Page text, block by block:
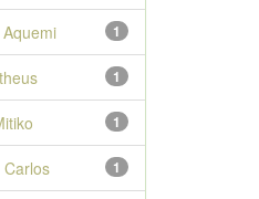
1
1
1
1